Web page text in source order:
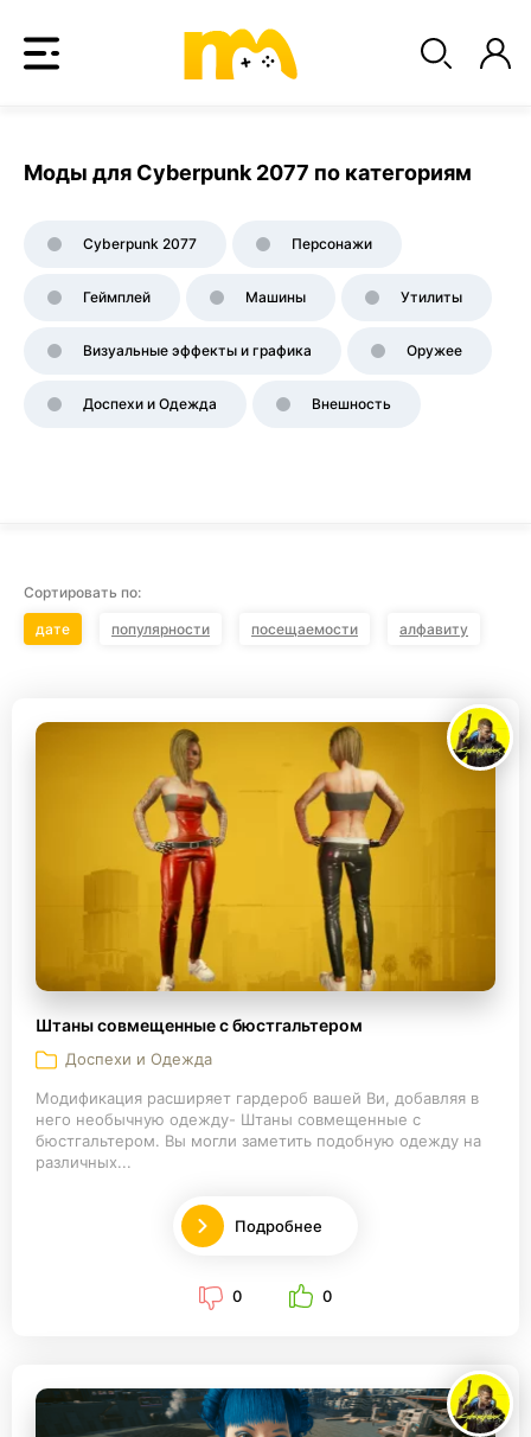
Моды для Cyberpunk 2077 по категориям
Cyberpunk 2077 Персонажи
Геймплей Машины Утилиты
Визуальные эффекты и графика Оружее
Доспехи и Одежда Внешность
Сортировать по:
дате популярности посещаемости алфавиту
Штаны совмещенные с бюстгальтером
Доспехи и Одежда
Модификация расширяет гардероб вашей Ви, добавляя в
него необычную одежду- Штаны совмещенные с
бюстгальтером. Вы могли заметить подобную одежду на
различных...
Подробнее
0 0